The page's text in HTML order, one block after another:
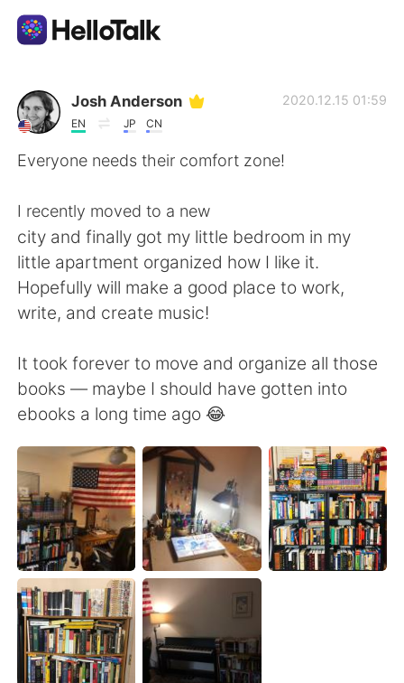
Приложение для Языкового Обмена
AI Grammar Checker
English 简体中文
繁體中文 Español
العربية Français
Deutsch 日本語
한국어 ไทย
Indonesia Italiano
Türkçe Tiếng Việt
Português
Josh Anderson
EN JP CN
2020.12.15 01:59
Everyone needs their comfort zone!
I recently moved to a new
city and finally got my little bedroom in my
little apartment organized how I like it.
Hopefully will make a good place to work,
write, and create music!
It took forever to move and organize all those
books — maybe I should have gotten into
ebooks a long time ago 😂